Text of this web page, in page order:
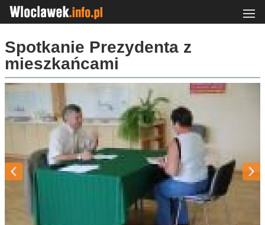
Spotkanie Prezydenta z
mieszkańcami